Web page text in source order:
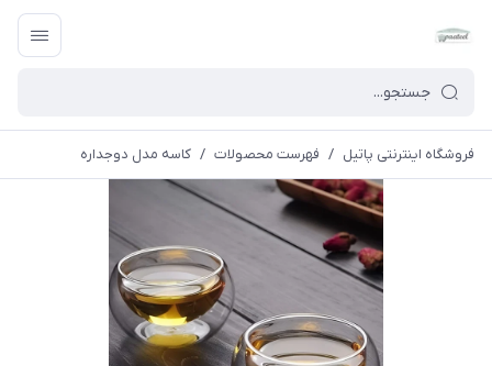
فروشگاه اینترنتی پاتیل / فهرست محصولات / کاسه مدل دوجداره